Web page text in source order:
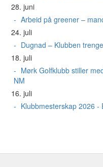
28. juni
Arbeid på greener –
24. juli
Dugnad – Klubben
18. juli
Mørk Golfklubb stiller
NM
16. juli
Klubbmesterskap 2026 -